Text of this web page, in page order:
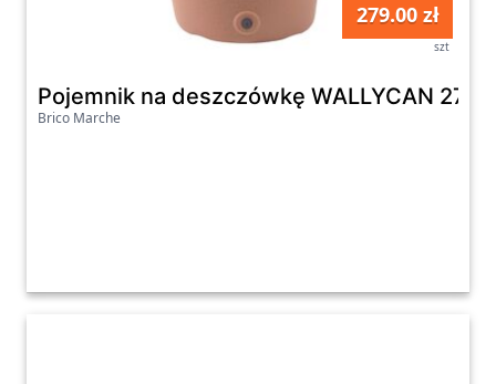
279.00 zł
szt
Pojemnik na deszczówkę WALLYCAN 270 l
Brico Marche